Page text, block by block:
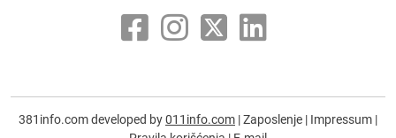
381info.com developed by011info.com |Zaposlenje | Impressum |